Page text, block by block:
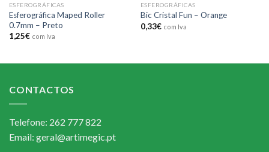
ESFEROGRÁFICAS
Esferográfica Maped Roller
0.7mm – Preto
1,25€ com Iva
ESFEROGRÁFICAS
Bic Cristal Fun – Orange
0,33€ com Iva
CONTACTOS
Telefone: 262 777 822
Email: geral@artimegic.pt